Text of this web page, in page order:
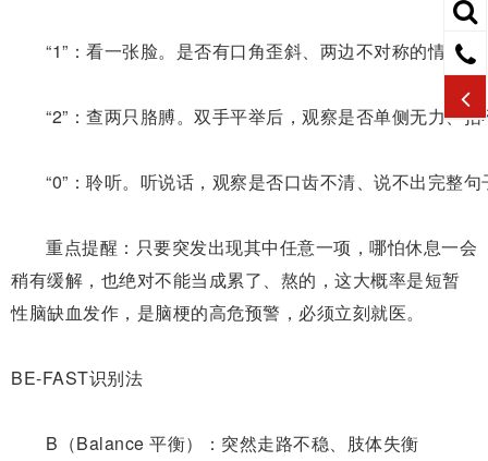
“1” ： 看一张脸。是否有口角歪斜、两边不对称的情况
“2” ： 查两只胳膊。双手平举后，观察是否单侧无力、
“0”： 聆听。听说话，观察是否口齿不清、说不出完整句
重点提醒： 只要突发出现其中任意一项，哪怕休息一会
稍有缓解，也绝对不能当成累了、熬的，这大概率是短暂
性脑缺血发作，是脑梗的高危预警，必须立刻就医。
BE-FAST识别法
B（Balance 平衡）： 突然走路不稳、肢体失衡